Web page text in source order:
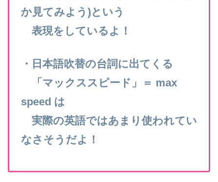
か見てみよう)という
表現をしているよ！
・日本語吹替の台詞に出てくる
「マックススピード」＝ max
speed は
実際の英語ではあまり使われてい
なさそうだよ！